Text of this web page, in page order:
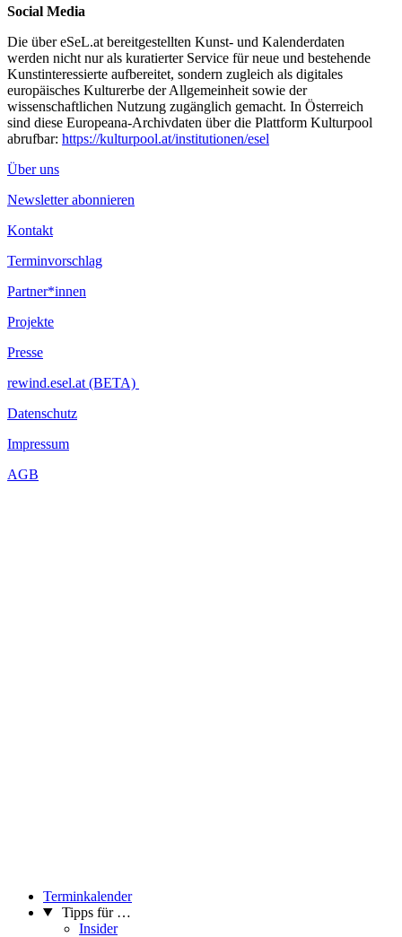
Social Media
Die über eSeL.at bereitgestellten Kunst- und Kalenderdaten
werden nicht nur als kuratierter Service für neue und bestehende
Kunstinteressierte aufbereitet, sondern zugleich als digitales
europäisches Kulturerbe der Allgemeinheit sowie der
wissenschaftlichen Nutzung zugänglich gemacht. In Österreich
sind diese Europeana-Archivdaten über die Plattform Kulturpool
abrufbar: https://kulturpool.at/institutionen/esel
Über uns
Newsletter abonnieren
Kontakt
Terminvorschlag
Partner*innen
Projekte
Presse
rewind.esel.at (BETA)
Datenschutz
Impressum
AGB
Terminkalender
Tipps für …
Insider